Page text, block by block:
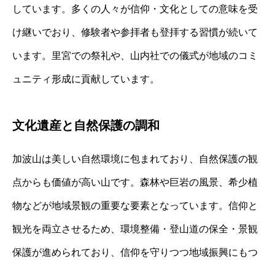
しています。多くの人々が信仰・文化としての意味を受
け継いでおり、修験者や参拝者も登拝する習慣が続いて
います。里宮での祭礼や、山内社での儀式が地域のコミ
ュニティ形成に貢献しています。
文化遺産と自然保護の調和
加波山は美しい自然環境に包まれており、自然保護の観
点からも価値が高い山です。森林や巨岩の風景、希少植
物などが地域景観の重要な要素となっています。信仰と
観光を両立させるため、環境整備・登山道の保全・景観
保護が進められており、信仰を守りつつ地域振興にもつ